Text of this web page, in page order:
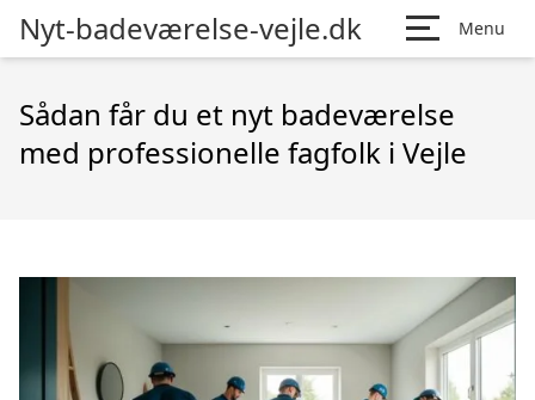
Nyt-badeværelse-vejle.dk Menu
Sådan får du et nyt badeværelse
med professionelle fagfolk i Vejle